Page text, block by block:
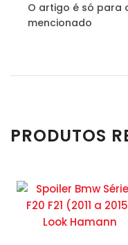
O artigo é só para
mencionado
PRODUTOS